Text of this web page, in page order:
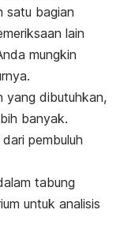
satu bagian
lain
mungkin
yang dibutuhkan,
banyak.
pembuluh
tabung
untuk analisis